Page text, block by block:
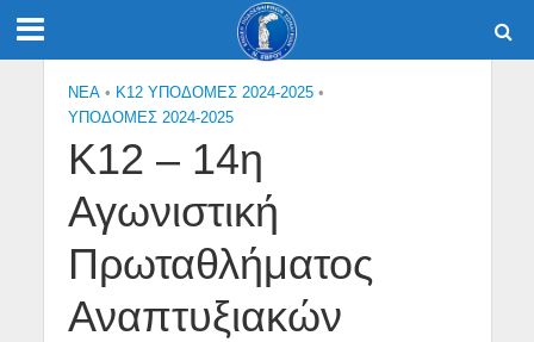
NEA • Κ12 ΥΠΟΔΟΜΕΣ 2024-2025 •
ΥΠΟΔΟΜΕΣ 2024-2025
Κ12 – 14η
Αγωνιστική
Πρωταθλήματος
Αναπτυξιακών